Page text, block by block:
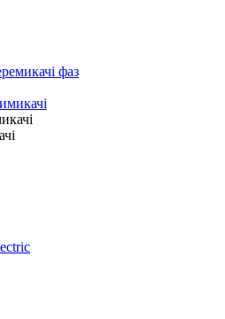
фаз